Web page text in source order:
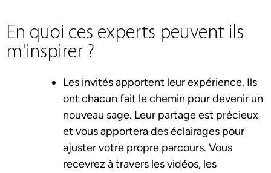
En quoi ces experts peuvent ils
m'inspirer ?
Les invités apportent leur expérience. Ils
ont chacun fait le chemin pour devenir un
nouveau sage. Leur partage est précieux
et vous apportera des éclairages pour
ajuster votre propre parcours. Vous
recevrez à travers les vidéos, les